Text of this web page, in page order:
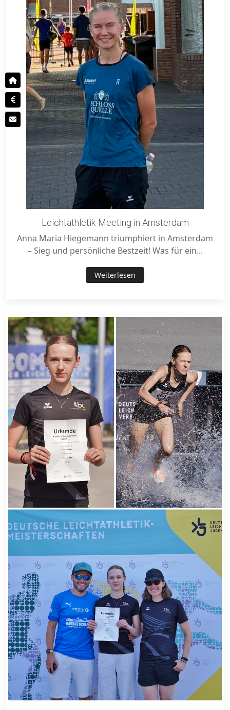
Leichtathletik-Meeting in Amsterdam
Anna Maria Hiegemann triumphiert in Amsterdam
– Sieg und persönliche Bestzeit! Was für ein...
Weiterlesen